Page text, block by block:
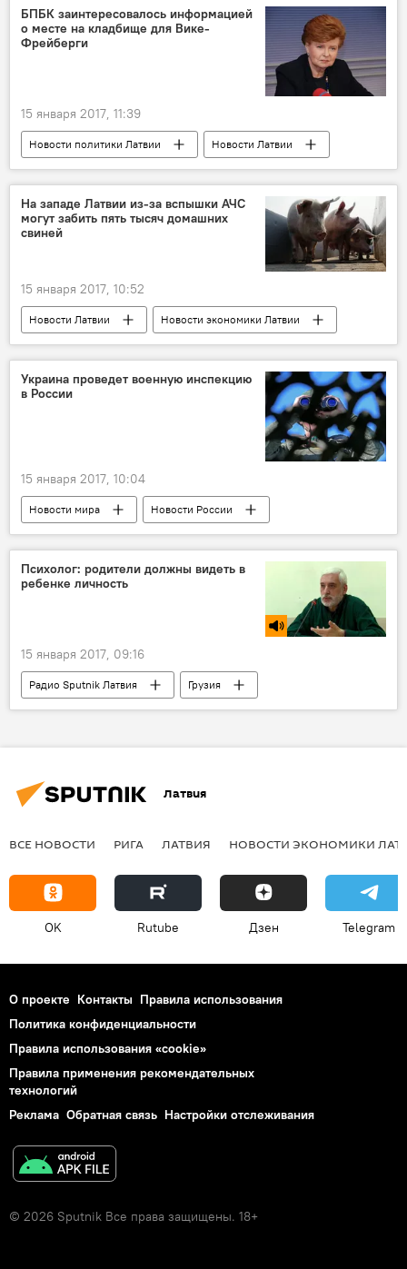
сбор подписей
петиция
БПБК заинтересовалось информацией
о месте на кладбище для Вике-
Фрейберги
15 января 2017, 11:39
Новости политики Латвии
Новости Латвии
Латвия
Вайра Вике-Фрейберга
Экс-президента Латвии оставили без могилы
На западе Латвии из-за вспышки АЧС
могут забить пять тысяч домашних
свиней
15 января 2017, 10:52
Новости Латвии
Новости экономики Латвии
Латвия
Африканская чума свиней
Украина проведет военную инспекцию
в России
15 января 2017, 10:04
Новости мира
Новости России
Россия
Украина
Психолог: родители должны видеть в
ребенке личность
15 января 2017, 09:16
Радио Sputnik Латвия
Грузия
Давид Амиреджиби
эксперт
Латвия
ВСЕ НОВОСТИ РИГА ЛАТВИЯ НОВОСТИ ЭКОНОМИКИ
OK Rutube Дзен Telegram
О проекте Контакты Правила использования
Политика конфиденциальности
Правила использования «cookie»
Правила применения рекомендательных
технологий
Реклама Обратная связь Настройки отслеживания
© 2026 Sputnik Все права защищены. 18+